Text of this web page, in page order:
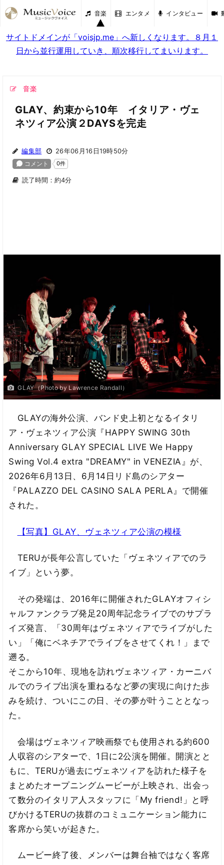
音楽 エンタメ インタビュー
サイトドメインが「voisjp.me」へ新しくなります。８月１
日から並行運用していき、順次移行してまいります。
音楽
GLAY、約束から10年 イタリア・ヴェ
ネツィア公演２DAYSを完走
編集部 26年06月16日19時50分
読了時間：約4分
GLAY（Photo by Lawrence Randall）
GLAYの海外公演、バンド史上初となるイタリ
ア・ヴェネツィア公演『HAPPY SWING 30th
Anniversary GLAY SPECIAL LIVE We Happy
Swing Vol.4 extra "DREAMY" in VENEZIA』が、
2026年6月13日、6月14日リド島のシアター
『PALAZZO DEL CASINO SALA PERLA』で開催
された。
【写真】GLAY、ヴェネツィア公演の模様
TERUが長年公言していた「ヴェネツィアでのラ
イブ」という夢。
その発端は、2016年に開催されたGLAYオフィシ
ャルファンクラブ発足20周年記念ライブでのサプラ
イズ発言、「30周年はヴェネツィアでライブがした
い」「俺にベネチアでライブをさせてくれ！」まで
遡る。
そこから10年、現地を訪れヴェネツィア・カーニバ
ルでのライブ出演を重ねるなど夢の実現に向けた歩
みを続け、ついにこの日、その夢が叶うこととなっ
た。
会場はヴェネツィア映画祭でも使用される約600
人収容のシアターで、1日に2公演を開催。開演とと
もに、TERUが過去にヴェネツィアを訪れた様子を
まとめたオープニングムービーが上映され、出会っ
て数分のイタリア人スタッフに「My friend!」と呼
びかけるTERUの抜群のコミュニケーション能力に
客席から笑いが起きた。
ムービー終了後、メンバーは舞台袖ではなく客席